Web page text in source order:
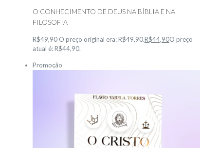
O CONHECIMENTO DE DEUS NA BÍBLIA E NA
FILOSOFIA
R$49,90O preço original era: R$49,90.R$44,90O preço
atual é: R$44,90.
Promoção